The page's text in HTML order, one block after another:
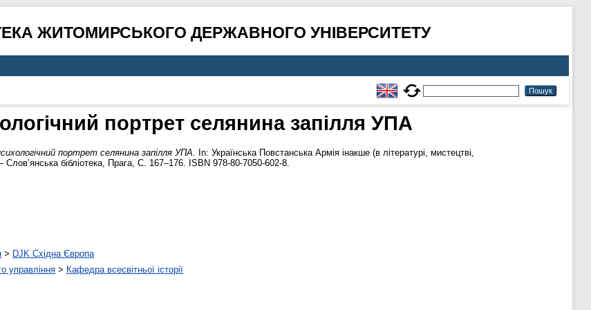
ЖИТОМИРСЬКОГО ДЕРЖАВНОГО УНІВЕРСИТЕТУ
портрет селянина запілля УПА
портрет селянина запілля УПА.
In: Українська Повстанська Армія інакше (в літературі, мистецтві,
Слов’янська бібліотека, Прага, С. 167–176. ISBN 978-80-7050-602-8.
> DJK Східна Європа
управління > Кафедра всесвітньої історії